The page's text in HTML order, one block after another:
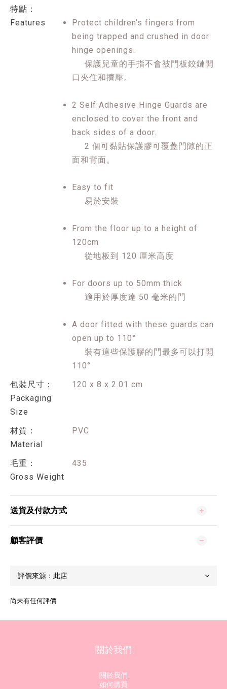
特點：
Features
Protect children’s fingers from
being trapped and crushed in door
hinge openings.
保護兒童的手指不會被門板鉸鏈開
口夾住和擠壓。
2 Self Adhesive Hinge Guards are
enclosed to cover the front and
back sides of a door.
2 個可黏貼保護膠可覆蓋門隙的正
面和背面。
Easy to fit
易於安裝
From the floor up to a height of
120cm
從地板到 120 厘米高度
For doors up to 50mm thick
適用於厚度達 50 毫米的門
A door fitted with these guards can
open up to 110°
裝有這些保護膠的門最多可以打開
110°
包裝尺寸：
Packaging
Size
120 x 8 x 2.01 cm
材質：
Material
PVC
毛重：
Gross Weight
435
送貨及付款方式
顧客評價
尚未有任何評價
關於我們
關於我們
如何購買